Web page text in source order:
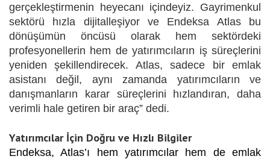
gerçekleştirmenin heyecanı içindeyiz. Gayrimenkul
sektörü hızla dijitalleşiyor ve Endeksa Atlas bu
dönüşümün öncüsü olarak hem sektördeki
profesyonellerin hem de yatırımcıların iş süreçlerini
yeniden şekillendirecek. Atlas, sadece bir emlak
asistanı değil, aynı zamanda yatırımcıların ve
danışmanların karar süreçlerini hızlandıran, daha
verimli hale getiren bir araç” dedi.
Yatırımcılar İçin Doğru ve Hızlı Bilgiler
Endeksa, Atlas’ı hem yatırımcılar hem de emlak